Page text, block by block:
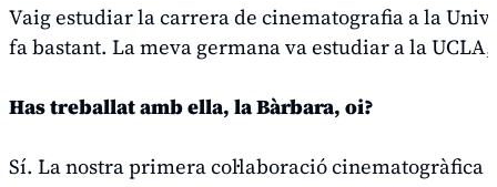
Vaig estudiar la carrera de cinematografia a la
fa bastant. La meva germana va estudiar a la
Has treballat amb ella, la Bàrbara, oi?
Sí. La nostra primera col·laboració cinematogràfica